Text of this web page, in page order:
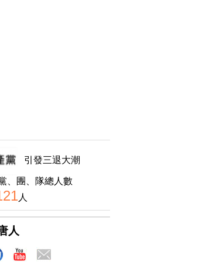
引發三退大潮
、團、隊總人數
人
人